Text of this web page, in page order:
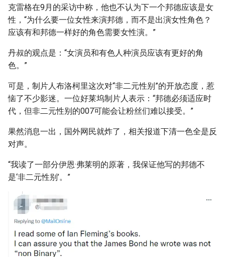
克雷格在9月的采访中称，他也不认为下一个邦德应该是女
性，“为什么要一位女性来演邦德，而不是出演女性角色？
应该有和邦德一样好的角色需要女性演。”
丹叔的观点是：“女演员和有色人种演员应该有更好的角
色。”
可是，制片人布洛柯里这次对“非二元性别”的开放态度，惹
恼了不少影迷。一位好莱坞制片人表示：“邦德必须适应时
代，但非二元性别的007可能会让粉丝们难以接受。”
果然消息一出，国外网民就炸了，相关报道下清一色全是反
对声。
“我读了一部分伊恩·弗莱明的原著，我保证他写的邦德不
是‘非二元性别’。”